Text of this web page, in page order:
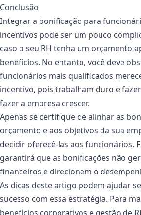
Conclusão
Integrar a bonificação para
incentivos pode ser um pouco
caso o seu RH tenha um orçamento
benefícios. No entanto, você deve
funcionários mais qualificados
incentivo, pois trabalham duro e
fazer a empresa crescer.
Apenas se certifique de alinhar as
orçamento e aos objetivos da sua
decidir oferecê-las aos funcionários.
garantirá que as bonificações não
financeiros e direcionem o
As dicas deste artigo podem ajudar
sucesso com essa estratégia. Para
benefícios corporativos e gestão de